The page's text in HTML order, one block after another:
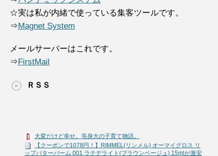
☆実は私が内緒で使っている集客ツールです。
⇒Magnet System
メールサーバーはこれです。
⇒FirstMail
ＲＳＳ
大変だけど幸せ。等身大の子育て物語。
【クーポンで1078円！】RIMMEL(リンメル) オーマイグロス リ
ップバターバーム 001 ラテデライト(ブラウンベージュ) 15mlが激安